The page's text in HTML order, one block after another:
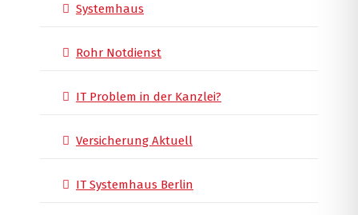
Systemhaus
Rohr Notdienst
IT Problem in der Kanzlei?
Versicherung Aktuell
IT Systemhaus Berlin